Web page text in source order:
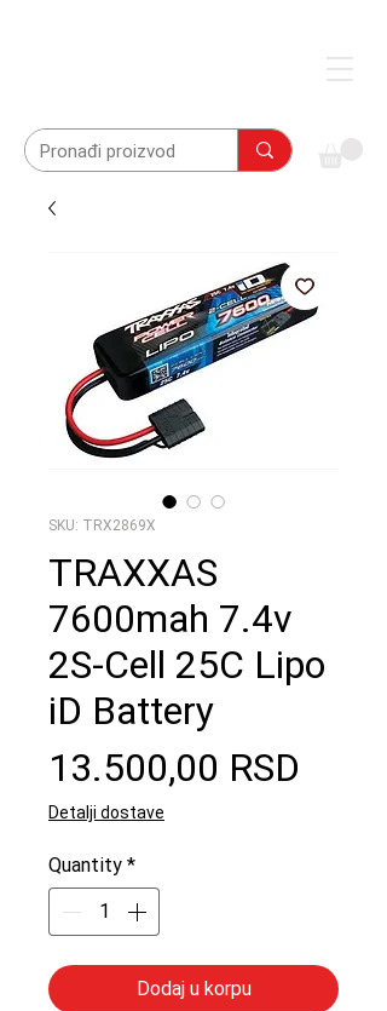
SKU: TRX2869X
TRAXXAS
7600mah 7.4v
2S-Cell 25C Lipo
iD Battery
13.500,00 RSD
Detalji dostave
Quantity *
Dodaj u korpu